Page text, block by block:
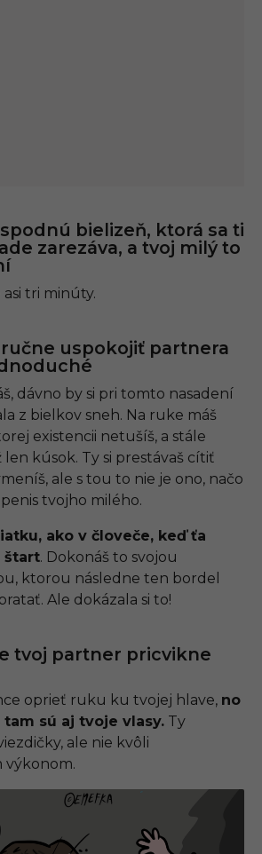
bielizeň, ktorá sa ti
zarezáva, a tvoj milý to
tri minúty.
ručne uspokojiť partnera
dávno by si pri tomto nasadení
z bielkov sneh. Na ruke máš
existencii netušíš, a stále
len kúsok. Ty si prestávaš cítiť
ale s tou to nie je ono, načo
tvojho milého.
ako v človeče, keď ťa
štart. Dokonáš to svojou
ktorou následne ten bordel
Ale dokázala si to!
tvoj partner pricvikne
oprieť ruku ku tvojej hlave, no
sú aj tvoje vlasy. Ty
ale nie kvôli
výkonom.